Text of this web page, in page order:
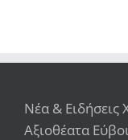
Νέα & Ειδήσεις
Αξιοθέατα